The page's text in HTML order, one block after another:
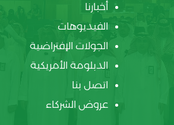
أخبارنا
الفيديوهات
الجولات الإفتراضية
الدبلومة الأمريكية
اتصل بنا
عروض الشركاء